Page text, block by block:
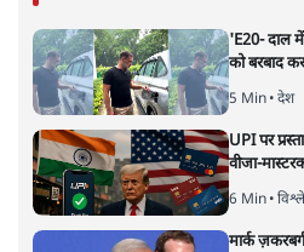
प्रमोद मल्लिक
लेखक पत्रकार हैं, अर्थतंत्र और
प्रमोद मल्लिककी और स्टोरी पढ़ें